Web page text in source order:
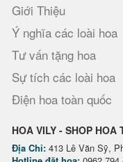
Giới Thiệu
Ý nghĩa các loài hoa
Tư vấn tặng hoa
Sự tích các loài hoa
Điện hoa toàn quốc
HOA VILY - SHOP HOA
Địa Chỉ: 413 Lê Văn Sỹ,